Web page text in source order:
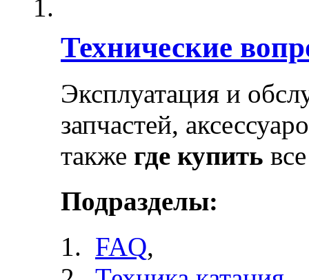
Технические
Эксплуатация и
запчастей,
также где купить
Подразделы:
FAQ,